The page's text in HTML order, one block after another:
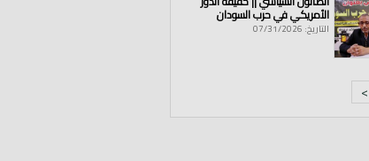
الأمريكي في حرب السودان
التاريخ: 07/31/2026